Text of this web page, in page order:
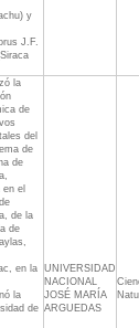
y
J.F.
la
de
del
de
de
en el
de la
de
en la
la
de
UNIVERSIDAD
NACIONAL
JOSÉ MARÍA
ARGUEDAS